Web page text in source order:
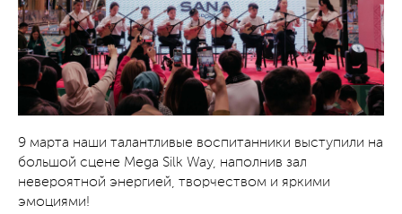
9 марта наши талантливые воспитанники выступили на
большой сцене Mega Silk Way, наполнив зал
невероятной энергией, творчеством и яркими
эмоциями!